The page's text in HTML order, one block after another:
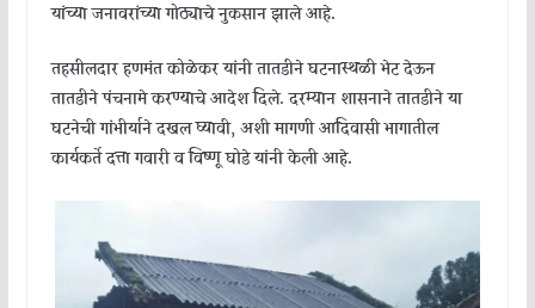
यांच्या जनावरांच्या गोठ्याचे नुकसान झाले आहे.
तहसीलदार हणमंत कोळेकर यांनी तातडीने घटनास्थळी भेट देऊन
तातडीने पंचनामे करण्याचे आदेश दिले. दरम्यान शासनाने तातडीने या
घटनेची गांभीर्याने दखल घ्यावी, अशी मागणी आदिवासी भागातील
कार्यकर्ते दत्ता गवारी व विष्णू घोडे यांनी केली आहे.